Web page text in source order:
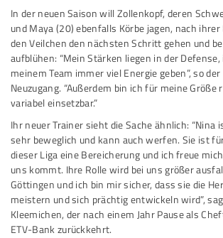
In der neuen Saison will Zollenkopf, deren
und Maya (20) ebenfalls Körbe jagen, nach
den Veilchen den nächsten Schritt gehen und
aufblühen: “Mein Stärken liegen in der
meinem Team immer viel Energie geben”, so
Neuzugang. “Außerdem bin ich für meine
variabel einsetzbar.”
Ihr neuer Trainer sieht die Sache ähnlich: “Nina
sehr beweglich und kann auch werfen. Sie ist
dieser Liga eine Bereicherung und ich freue
uns kommt. Ihre Rolle wird bei uns größer
Göttingen und ich bin mir sicher, dass sie die
meistern und sich prächtig entwickeln wird”,
Kleemichen, der nach einem Jahr Pause als
ETV-Bank zurückkehrt.